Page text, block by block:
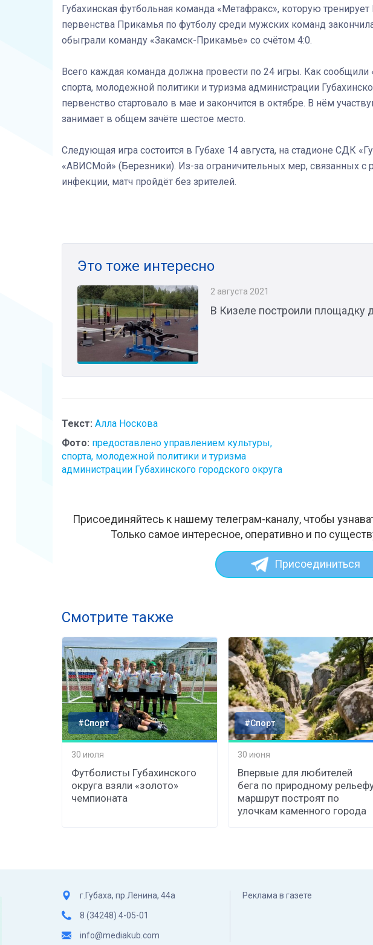
Губахинская футбольная команда «Метафракс», которую
первенства Прикамья по футболу среди мужских команд
обыграли команду «Закамск-Прикамье» со счётом 4:0.
Всего каждая команда должна провести по 24 игры. Как
спорта, молодежной политики и туризма администрации
первенство стартовало в мае и закончится в октябре. В нём
занимает в общем зачёте шестое место.
Следующая игра состоится в Губахе 14 августа, на стадионе СДК
«АВИСМой» (Березники). Из-за ограничительных мер, связанных с
инфекции, матч пройдёт без зрителей.
Это тоже интересно
2 августа 2021
В Кизеле построили площадку
Текст: Алла Носкова
Фото: предоставлено управлением культуры,
спорта, молодежной политики и туризма
администрации Губахинского городского округа
Присоединяйтесь к нашему телеграм-каналу, чтобы
Только самое интересное, оперативно и по
Присоединиться
Смотрите также
#Спорт
30 июля
Футболисты Губахинского
округа взяли «золото»
чемпионата
#Спорт
30 июня
Впервые для любителей
бега по природному
маршрут построят по
улочкам каменного города
г.Губаха, пр.Ленина, 44а
8 (34248) 4-05-01
info@mediakub.com
Реклама в газете